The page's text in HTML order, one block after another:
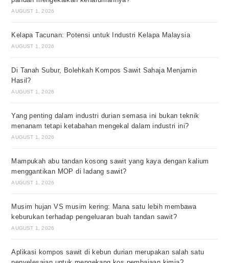
AUGUST 1, 2026
Kelapa Tacunan: Potensi untuk Industri Kelapa Malaysia
AUGUST 1, 2026
Di Tanah Subur, Bolehkah Kompos Sawit Sahaja Menjamin
Hasil?
AUGUST 1, 2026
Yang penting dalam industri durian semasa ini bukan teknik
menanam tetapi ketabahan mengekal dalam industri ini?
AUGUST 1, 2026
Mampukah abu tandan kosong sawit yang kaya dengan kalium
menggantikan MOP di ladang sawit?
AUGUST 1, 2026
Musim hujan VS musim kering: Mana satu lebih membawa
keburukan terhadap pengeluaran buah tandan sawit?
AUGUST 1, 2026
Aplikasi kompos sawit di kebun durian merupakan salah satu